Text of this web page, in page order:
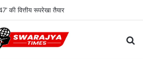
की वित्तीय रूपरेखा तैयार